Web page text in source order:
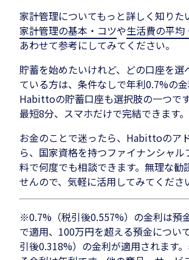
家計管理についてもっと詳しく知りた
家計管理の基本・コツや生活費の平均
あわせて参考にしてみてください。
貯蓄を始めたいけれど、どの口座を選
ている方は、条件なしで年利0.7%の
Habittoの貯蓄口座も選択肢の一つで
最短8分、スマホだけで完結できます。
お金のことで迷ったら、Habittoのア
ら、国家資格を持つファイナンシャ
料で何度でも相談できます。無理な勧
せんので、気軽に活用してみてくださ
※0.7%（税引後0.557%）の金利は預
で適用、100万円を超える預金につい
引後0.318%）の金利が適用されます